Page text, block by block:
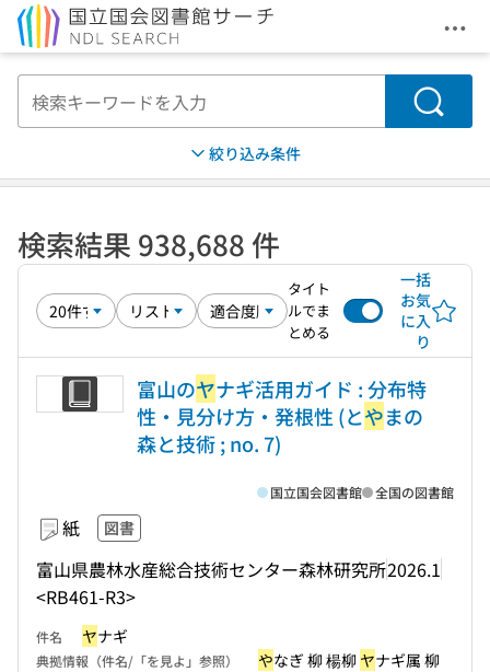
メ
検索
絞り込み条件
検索結果 938,688 件
タイト
ルでま
とめる
一括
お気
に入
り
富山のヤナギ活用ガイド : 分布特
性・見分け方・発根性 (とやまの
森と技術 ; no. 7)
紙 図書
富山県農林水産総合技術センター森林研究所2026.1
<RB461-R3>
国立国会図書館 全国の図書館
件名 ヤナギ
典拠情報（件名/「を見よ」参照） やなぎ 柳 楊柳 ヤナギ属 柳